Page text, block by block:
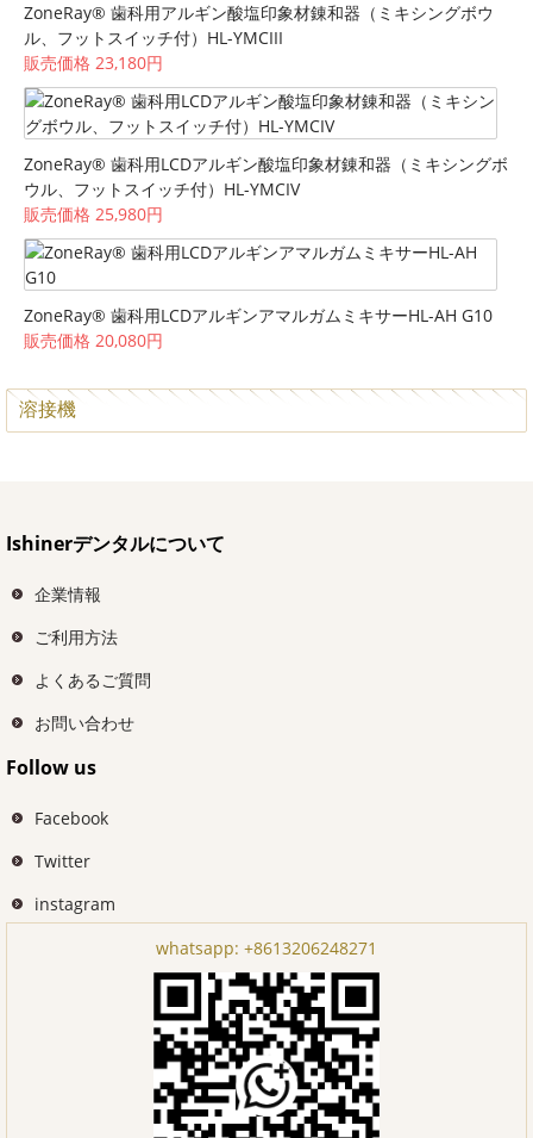
ZoneRay® 歯科用アルギン酸塩印象材錬和器（ミキシングボウ
ル、フットスイッチ付）HL-YMCIII
販売価格 23,180円
ZoneRay® 歯科用LCDアルギン酸塩印象材錬和器（ミキシングボ
ウル、フットスイッチ付）HL-YMCIV
販売価格 25,980円
ZoneRay® 歯科用LCDアルギンアマルガムミキサーHL-AH G10
販売価格 20,080円
溶接機
Ishinerデンタルについて
企業情報
ご利用方法
よくあるご質問
お問い合わせ
Follow us
Facebook
Twitter
instagram
whatsapp: +8613206248271